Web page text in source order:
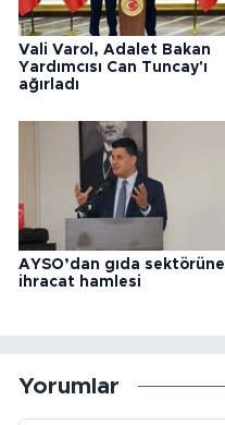
Vali Varol, Adalet Bakan
Yardımcısı Can Tuncay'ı
ağırladı
AYSO’dan gıda sektörüne
ihracat hamlesi
Yorumlar